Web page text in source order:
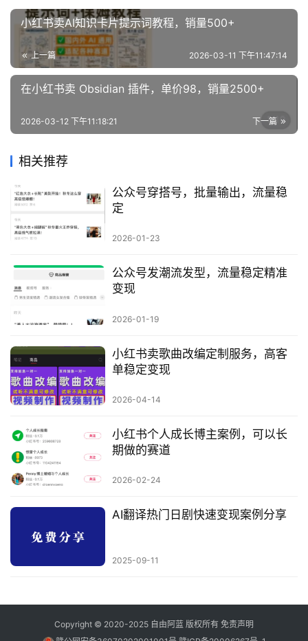
创
资
源
会
专
小红书卖AI知识卡片提示词教程，销量500+
上一篇 2026-03-11 下午11:47:14
在小红书卖 Obsidian 插件，单价98，销量2500+
下一篇
2026-03-12 下午11:18:21
相关推荐
公众号穿搭号，批量输出，流量稳
定
2026-01-23
公众号发潮流发型，流量稳定精准
变现
2026-01-19
小红书卖歌曲改编定制服务，高客
单稳定变现
2026-04-14
小红书个人成长博主案例，可以长
期做的赛道
2026-02-24
AI翻译热门日剧快速变现案例分享
2025-09-11
Copyright © 2020-2025 自由阿蓝 版权所有 免责声明